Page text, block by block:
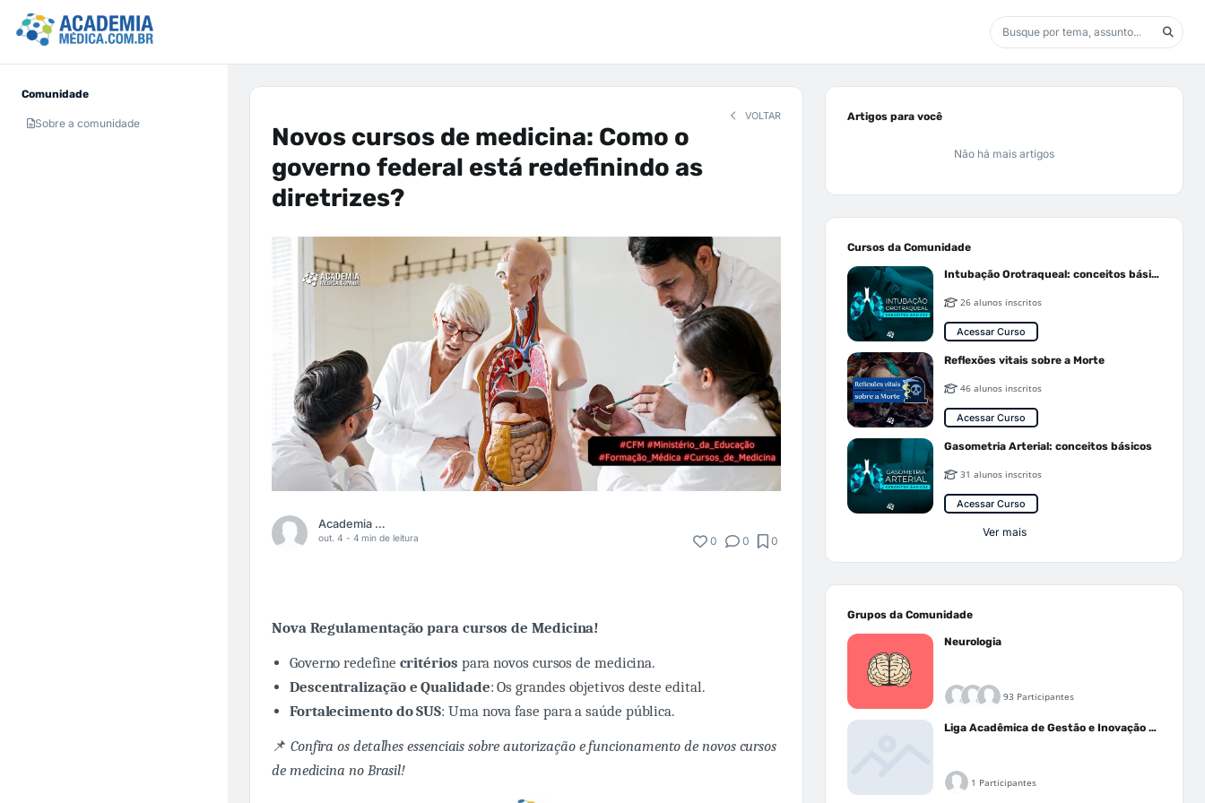
Comunidade
Sobre a comunidade
VOLTAR
Novos cursos de medicina: Como o
governo federal está redefinindo as
diretrizes?
Academia Médica
out. 4 - 4 min de leitura 0 0 0
Nova Regulamentação para cursos de Medicina!
Governo redefine critérios para novos cursos de medicina.
Descentralização e Qualidade: Os grandes objetivos deste edital.
Fortalecimento do SUS: Uma nova fase para a saúde pública.
📌 Confira os detalhes essenciais sobre autorização e funcionamento de novos cursos
de medicina no Brasil!
Artigos para você
Não há mais artigos
Cursos da Comunidade
Intubação Orotraqueal: conceitos básicos
26 alunos inscritos
Acessar Curso
Reflexões vitais sobre a Morte
46 alunos inscritos
Acessar Curso
Gasometria Arterial: conceitos básicos
31 alunos inscritos
Acessar Curso
Ver mais
Grupos da Comunidade
Neurologia
93 Participantes
Liga Acadêmica de Gestão e Inovação Médica - LAGIM
1 Participantes